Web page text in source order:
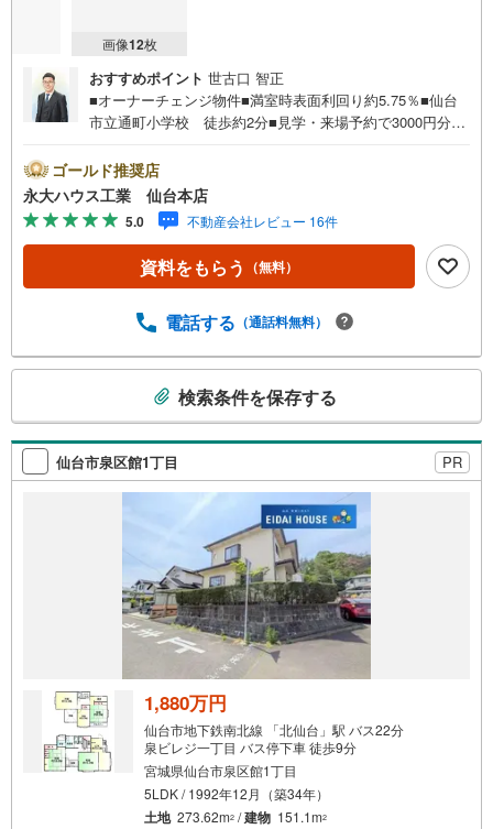
画像12枚
おすすめポイント 世古口 智正
■オーナーチェンジ物件■満室時表面利回り約5.75％■仙台
市立通町小学校 徒歩約2分■見学・来場予約で3000円分の
参照～永大ハウス工業の強み～仙台市を中心に宮城県内の
多数店舗で展開中！こちらでは当社の強みを大きく2つに分
けてご紹介！1.＜豊富な不動産知識＞戸建・マンション・
土地...と種別を問わず不動産を取り扱っております。更に
教育施設や商業施設、子育て環境や行政などの地域情報を
総合し、お客様により良い物件選びをして頂けるよう、し
フ＞当社では【購入】【売却】【引っ越し】【リフォー
に気になる住宅ローン各種税金についても、誠心誠意ご説
明させて頂きます。各店舗ではキッズスペースも完備！お
子様連れのご家族様で是非お越しください。営業時間:10:0
0～18:00（定休日火・水曜日※店舗により変動あり）現地の
ご案内も可能ですので、どうぞお気軽にお問い合わせくだ
さい！
ゴールド推奨店
永大ハウス工業 仙台本店
5.0 不動産会社レビュー 16件
資料をもらう （無料）
電話する （通話料無料）
検
索
条
検索条件を保存する
仙台市泉区館1丁目 PR
1,880万円
仙台市地下鉄南北線 「北仙台」駅 バス22分
泉ビレジ一丁目 バス停下車 徒歩9分
宮城県仙台市泉区館1丁目
5LDK / 1992年12月（築34年）
土地 273.62m2 /建物 151.1m2